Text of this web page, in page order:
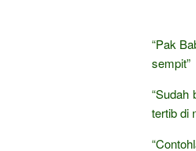
“Pak
sempit”
“Sudah
tertib di